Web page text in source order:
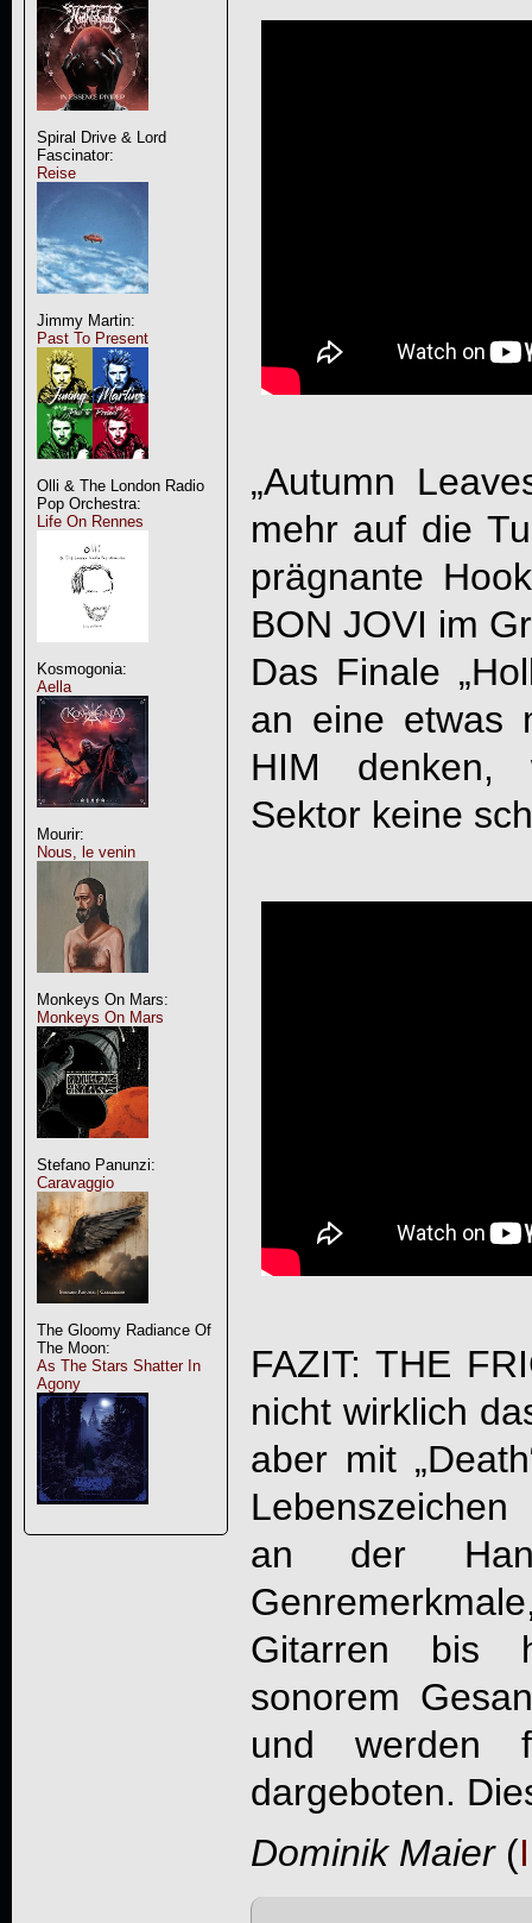
Spiral Drive & Lord
Fascinator:
Reise
Jimmy Martin:
Past To Present
Olli & The London Radio
Pop Orchestra:
Life On Rennes
Kosmogonia:
Aella
Mourir:
Nous, le venin
Monkeys On Mars:
Monkeys On Mars
Stefano Panunzi:
Caravaggio
The Gloomy Radiance Of
The Moon:
As The Stars Shatter In
Agony
„Autumn
mehr auf die
prägnante
BON JOVI im
Das Finale
an eine etwas
HIM denken,
Sektor keine
FAZIT: THE
nicht wirklich
aber mit „Death
an der
Gitarren bis
sonorem
und werden
dargeboten.
Dominik Maier(